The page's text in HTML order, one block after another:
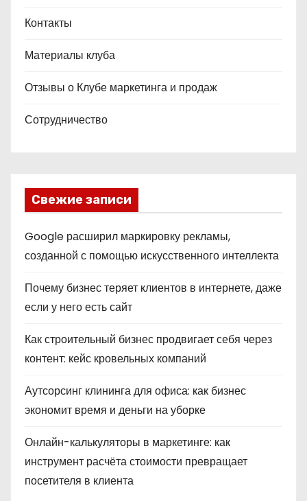
Контакты
Материалы клуба
Отзывы о Клубе маркетинга и продаж
Сотрудничество
Свежие записи
Google расширил маркировку рекламы,
созданной с помощью искусственного интеллекта
Почему бизнес теряет клиентов в интернете, даже
если у него есть сайт
Как строительный бизнес продвигает себя через
контент: кейс кровельных компаний
Аутсорсинг клининга для офиса: как бизнес
экономит время и деньги на уборке
Онлайн-калькуляторы в маркетинге: как
инструмент расчёта стоимости превращает
посетителя в клиента